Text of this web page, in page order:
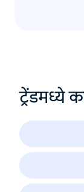
ट्रेंडमध्ये